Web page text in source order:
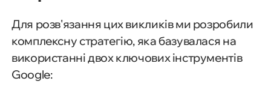
Для розв'язання цих викликів ми розробили
комплексну стратегію, яка базувалася на
використанні двох ключових інструментів
Google: